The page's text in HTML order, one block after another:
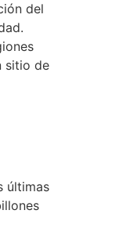
del
sitio de
últimas